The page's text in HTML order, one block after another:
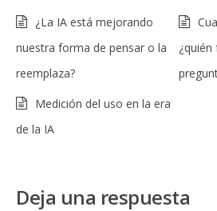
¿La IA está mejorando
nuestra forma de pensar o la
reemplaza?
¿quién
Medición del uso en la era
de la IA
Deja una respuesta